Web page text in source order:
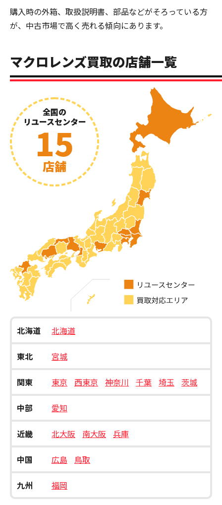
購入時の外箱、取扱説明書、部品などがそろっている方
が、中古市場で高く売れる傾向にあります。
マクロレンズ買取の店舗一覧
全国の
リユースセンター
15
店舗
北海道 北海道
東北 宮城
関東 東京 西東京 神奈川 千葉 埼玉 茨城
中部 愛知
近畿 北大阪 南大阪 兵庫
中国 広島 鳥取
九州 福岡